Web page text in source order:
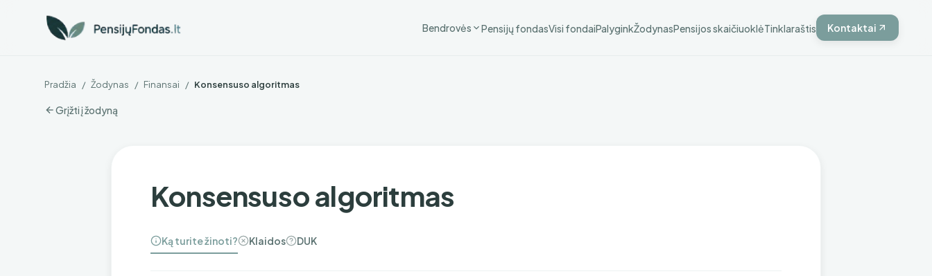
Bendrovės Pensijų fondasVisi fondaiPalyginkŽodynasPensijos skaičiuoklėTinklaraštis Kontaktai
Pradžia / Žodynas / Finansai / Konsensuso algoritmas
Grįžti į žodyną
Konsensuso algoritmas
Ką turite žinoti? Klaidos DUK